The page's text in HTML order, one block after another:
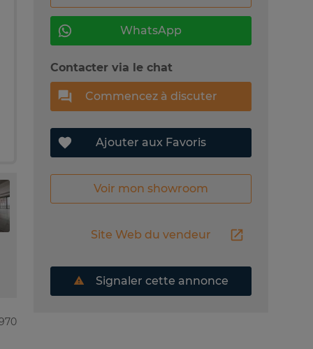
WhatsApp
Contacter via le chat
Commencez à discuter
Ajouter aux Favoris
Voir mon showroom
Site Web du vendeur
Signaler cette annonce